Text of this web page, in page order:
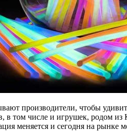
производители, чтобы
в том числе и игрушек, родом
меняется и сегодня на рынке